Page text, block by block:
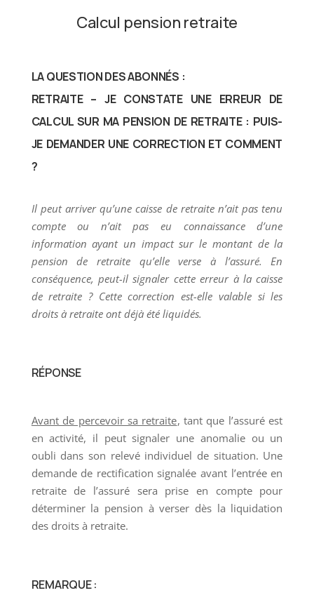
Calcul pension retraite
LA QUESTION DES ABONNÉS :
RETRAITE – JE CONSTATE UNE ERREUR DE
CALCUL SUR MA PENSION DE RETRAITE : PUIS-
JE DEMANDER UNE CORRECTION ET COMMENT
?
Il peut arriver qu’une caisse de retraite n’ait pas tenu
compte ou n’ait pas eu connaissance d’une
information ayant un impact sur le montant de la
pension de retraite qu’elle verse à l’assuré. En
conséquence, peut-il signaler cette erreur à la caisse
de retraite ? Cette correction est-elle valable si les
droits à retraite ont déjà été liquidés.
RÉPONSE
Avant de percevoir sa retraite, tant que l’assuré est
en activité, il peut signaler une anomalie ou un
oubli dans son relevé individuel de situation. Une
demande de rectification signalée avant l’entrée en
retraite de l’assuré sera prise en compte pour
déterminer la pension à verser dès la liquidation
des droits à retraite.
REMARQUE :